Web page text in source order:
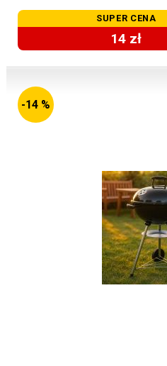
SUPER CENA
14 zł
-14 %